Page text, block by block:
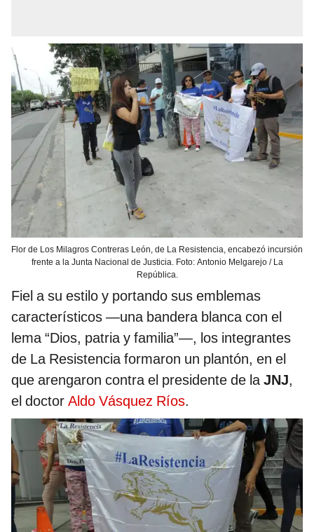
Flor de Los Milagros Contreras León, de La Resistencia, encabezó incursión
frente a la Junta Nacional de Justicia. Foto: Antonio Melgarejo / La
República.
Fiel a su estilo y portando sus emblemas
característicos —una bandera blanca con el
lema “Dios, patria y familia”—, los integrantes
de La Resistencia formaron un plantón, en el
que arengaron contra el presidente de laJNJ,
el doctor Aldo Vásquez Ríos.